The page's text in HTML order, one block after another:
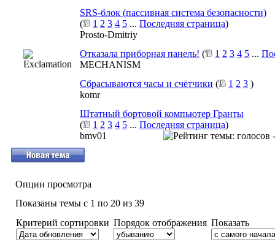
SRS-блок (пассивная система безопасности)
(
1 2 3 4 5 ... Последняя страница)
Prosto-Dmitriy
Отказала приборная панель! ( 1 2 3 4 5 ...
MECHANISM
Сбрасываются часы и счётчики ( 1 2 3 )
komr
Штатный бортовой компьютер Гранты
(
1 2 3 4 5 ... Последняя страница)
bmv01
Опции просмотра
Показаны темы с 1 по 20 из 39
Критерий сортировки Порядок отображения Показать